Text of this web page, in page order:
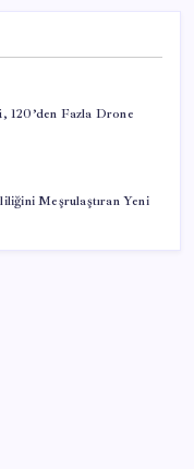
120’den Fazla Drone
Meşrulaştıran Yeni